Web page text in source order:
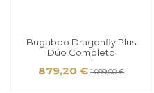
Bugaboo Dragonfly Plus
Dúo Completo
879,20 € 1.099,00 €